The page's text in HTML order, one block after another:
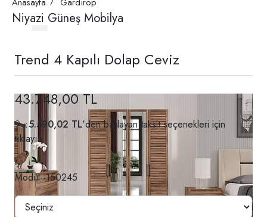
Niyazi Güneş Mobilya
Trend 4 Kapılı Dolap Ceviz
43.748,00 TL
5.590,02 TL'den başlayan taksit seçenekleri için
tıklayın.
Modül--150245